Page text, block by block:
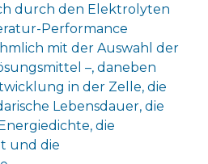
durch den Elektrolyten
Performance
mit der Auswahl der
–, daneben
in der Zelle, die
Lebensdauer, die
die
und die